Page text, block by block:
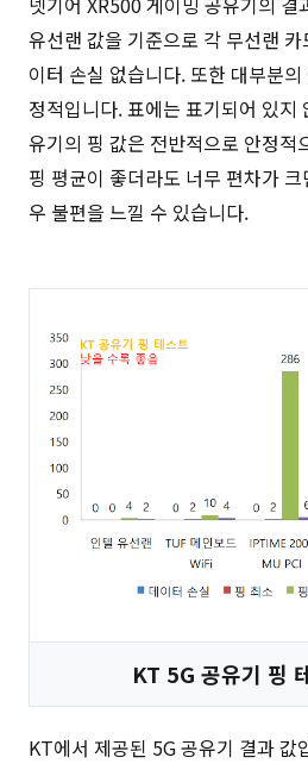
유선랜 값을 기준으로 각 무선랜
이터 손실 없습니다. 또한 대부분
정적입니다. 표에는 표기되어 있지
유기의 핑 값은 전반적으로 안정적
핑 평균이 좋더라도 너무 편차가
우 불편을 느낄 수 있습니다.
KT 5G 공유기 핑
KT에서 제공된 5G 공유기 결과 값